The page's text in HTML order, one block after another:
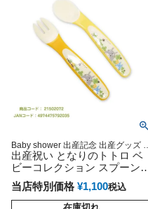
Baby shower 出産記念 出産グッズ マ
タニティ 妊婦ママ 御出産祝い 妊娠
祝い 誕生日祝い ハーフバースデー
出産祝い となりのトトロ ベ
ビーコレクション スプーン&
フォーク
当店特別価格 ¥1,100税込